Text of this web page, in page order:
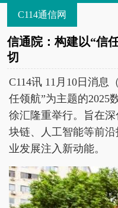
C114通信网
信通院：构建以“信
切
C114讯 11月10日消息
任领航”为主题的2025
徐汇隆重举行。旨在
块链、人工智能等前
业发展注入新动能。